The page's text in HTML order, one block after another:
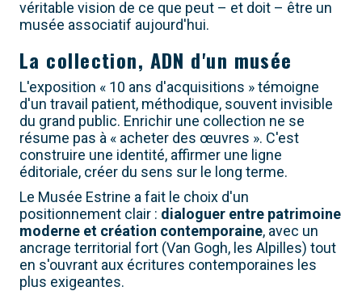
véritable vision de ce que peut – et doit – être un
musée associatif aujourd'hui.
La collection, ADN d'un musée
L'exposition « 10 ans d'acquisitions » témoigne
d'un travail patient, méthodique, souvent invisible
du grand public. Enrichir une collection ne se
résume pas à « acheter des œuvres ». C'est
construire une identité, affirmer une ligne
éditoriale, créer du sens sur le long terme.
Le Musée Estrine a fait le choix d'un
positionnement clair : dialoguer entre patrimoine
moderne et création contemporaine, avec un
ancrage territorial fort (Van Gogh, les Alpilles) tout
en s'ouvrant aux écritures contemporaines les
plus exigeantes.